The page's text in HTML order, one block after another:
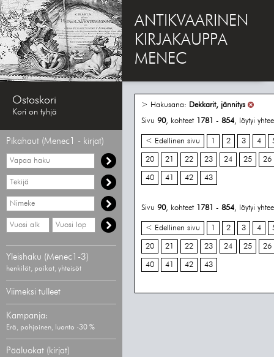
ANTIKVAARINEN
KIRJAKAUPPA
MENEC
Ostoskori
Kori on tyhjä
Pikahaut (Menec1 - kirjat)
Vapaa
haku
Hae
tekijää
Hae
nimekettä
Hae
vähimmäisvuosi
Hae
enimmäisvuosi
Yleishaku (Menec1-3)
henkilöt, paikat, yhteisöt
Viimeksi tulleet
Kampanja:
Erä, pohjoinen, luonto -30 %
Pääluokat (kirjat)
> Hakusana: Dekkarit, jännitys
Sivu 90, kohteet 1781 - 854, löytyi
< Edellinen sivu 1 2 3 4
20 21 22 23 24 25 26
40 41 42 43
Sivu 90, kohteet 1781 - 854, löytyi
< Edellinen sivu 1 2 3 4
20 21 22 23 24 25 26
40 41 42 43